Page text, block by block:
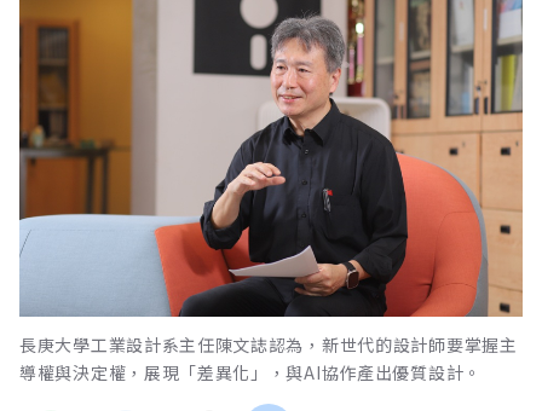
長庚大學工業設計系主任陳文誌認為，新世代的設計師要掌握主
導權與決定權，展現「差異化」，與AI協作產出優質設計。